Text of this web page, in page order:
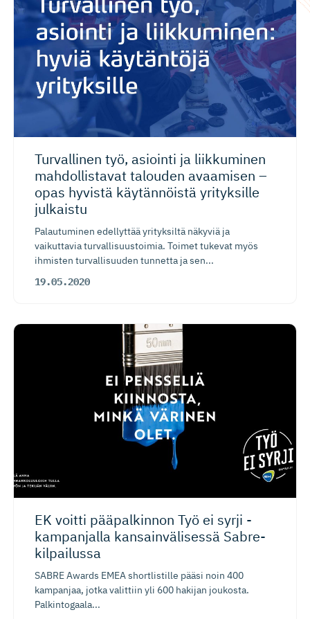
Turvallinen työ, asiointi ja liikkuminen
mahdollistavat talouden avaamisen –
opas hyvistä käytännöistä yrityksille
julkaistu
Palautuminen edellyttää yrityksiltä näkyviä ja
vaikuttavia turvallisuustoimia. Toimet tukevat myös
ihmisten turvallisuuden tunnetta ja sen...
19.05.2020
EK voitti pääpalkinnon Työ ei syrji -
kampanjalla kansainvä­lisessä Sabre-
kil­pailussa
SABRE Awards EMEA shortlistille pääsi noin 400
kampanjaa, jotka valittiin yli 600 hakijan joukosta.
Palkintogaala...